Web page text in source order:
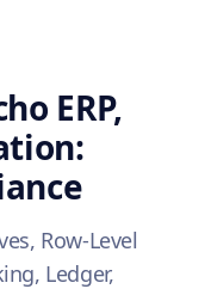
ERP,
Row-Level
Ledger,